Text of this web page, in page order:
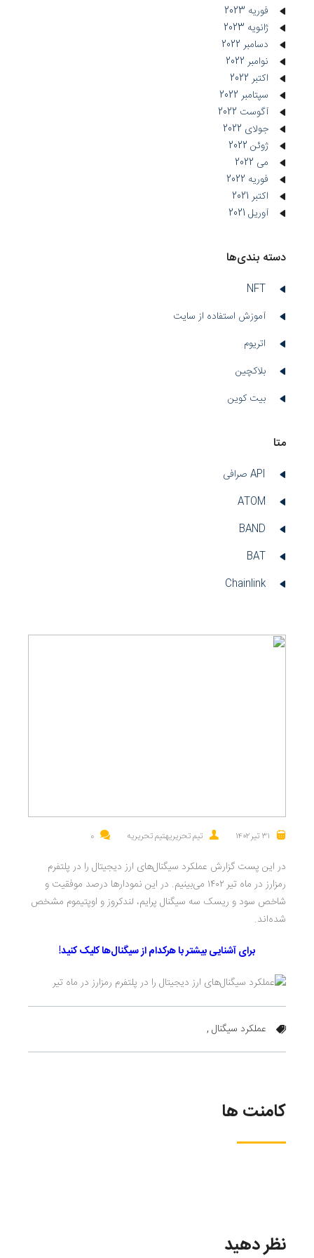
فوریه 2023
ژانویه 2023
دسامبر 2022
نوامبر 2022
اکتبر 2022
سپتامبر 2022
آگوست 2022
جولای 2022
ژوئن 2022
می 2022
فوریه 2022
اکتبر 2021
آوریل 2021
دسته بندی‌ها
NFT
آموزش استفاده از سایت
اتریوم
بلاکچین
بیت کوین
متا
API صرافی
ATOM
BAND
BAT
Chainlink
۳۱ تیر ۱۴۰۲ تیم تحریریهتیم تحریریه 0
در این پست گزارش عملکرد سیگنال‌های ارز دیجیتال را در پلتفرم
رمزارز در ماه تیر ۱۴۰۲ می‌بینیم. در این نمودارها درصد موفقیت و
شاخص سود و ریسک سه سیگنال پرایم، لندکروز و اوپتیموم مشخص
شده‌اند.
برای آشنایی بیشتر با هرکدام از سیگنال‌ها کلیک کنید!
عملکرد سیگنال ,
کامنت ها
نظر دهید